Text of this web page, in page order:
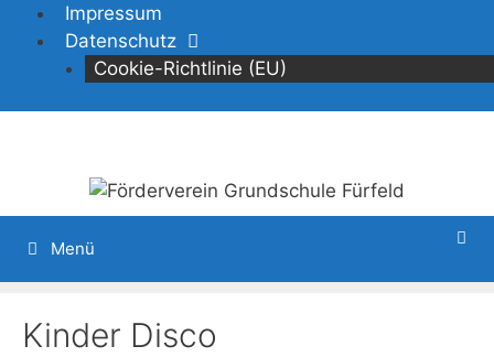
Zum
Inhalt
springen
Impressum
Datenschutz
Cookie-Richtlinie (EU)
Menü
Kinder Disco